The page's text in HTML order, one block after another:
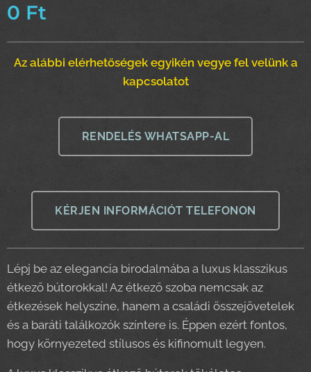
0 Ft
Az alábbi elérhetőségek egyikén vegye fel velünk a
kapcsolatot
RENDELÉS WHATSAPP-AL
KÉRJEN INFORMÁCIÓT TELEFONON
Lépj be az elegancia birodalmába a luxus klasszikus
étkező bútorokkal! Az étkező szoba nemcsak az
étkezések helyszíne, hanem a családi összejövetelek
és a baráti találkozók színtere is. Éppen ezért fontos,
hogy környezeted stílusos és kifinomult legyen.